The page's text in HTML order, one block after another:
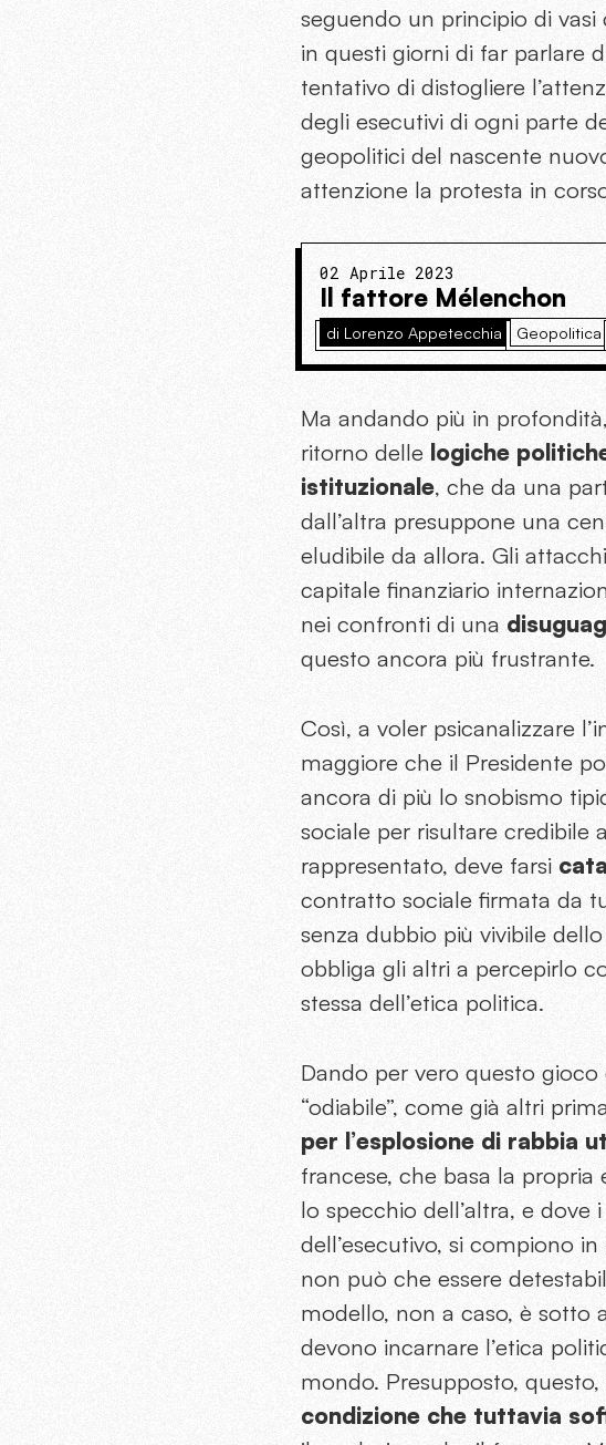
seguendo un principio di
in questi giorni di far parlare
tentativo di distogliere
degli esecutivi di ogni parte
geopolitici del nascente
attenzione la protesta in
02 Aprile 2023
Il fattore Mélenchon
di Lorenzo Appetecchia Geopolitica
Ma andando più in
ritorno delle logiche
istituzionale, che da una
dall’altra presuppone una
eludibile da allora. Gli
capitale finanziario
nei confronti di una
questo ancora più frustrante.
Così, a voler psicanalizzare
maggiore che il Presidente
ancora di più lo snobismo
sociale per risultare credibile
rappresentato, deve farsi
contratto sociale firmata da
senza dubbio più vivibile
obbliga gli altri a percepirlo
stessa dell’etica politica.
Dando per vero questo
“odiabile”, come già altri
per l’esplosione di rabbia
francese, che basa la propria
lo specchio dell’altra, e
dell’esecutivo, si compiono
non può che essere
modello, non a caso, è sotto
devono incarnare l’etica
mondo. Presupposto,
condizione che tuttavia